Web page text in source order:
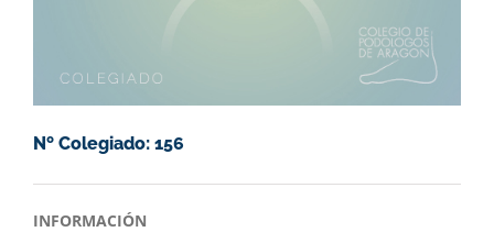
Nº Colegiado: 156
INFORMACIÓN